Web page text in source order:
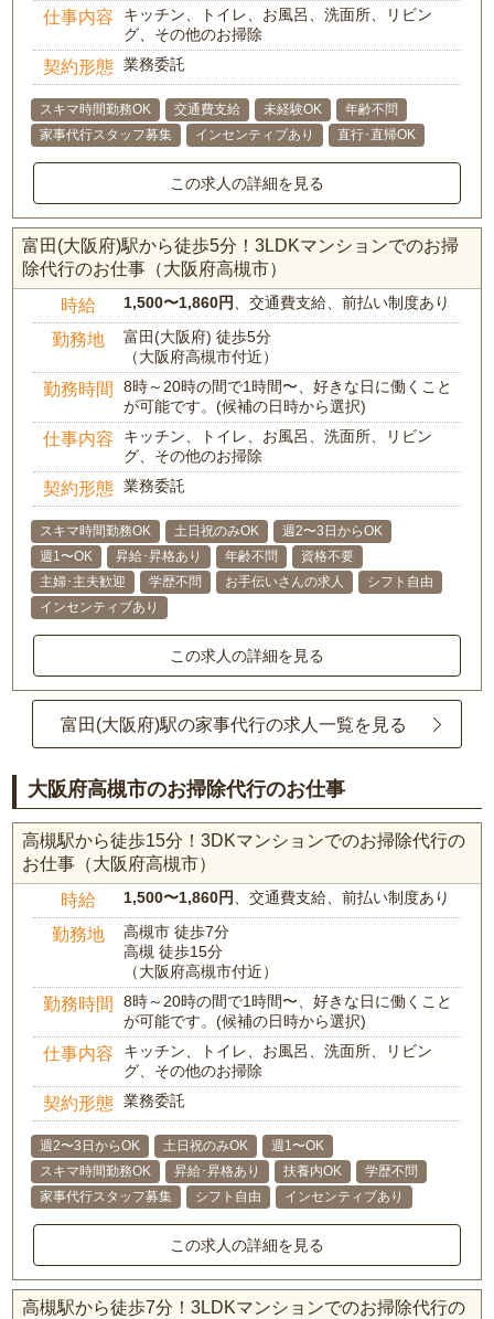
仕事内容
キッチン、トイレ、お風呂、洗面所、リビン
グ、その他のお掃除
契約形態 業務委託
スキマ時間勤務OK 交通費支給 未経験OK
年齢不問
家事代行スタッフ募集
インセンティブあり 直行･直帰OK
この求人の詳細を見る
富田(大阪府)駅から徒歩5分！3LDKマンションでのお掃
除代行のお仕事（大阪府高槻市）
時給 1,500〜1,860円、交通費支給、前払い制度あり
勤務地
富田(大阪府) 徒歩5分
（大阪府高槻市付近）
勤務時間
8時～20時の間で1時間〜、好きな日に働くこと
が可能です。(候補の日時から選択)
仕事内容
キッチン、トイレ、お風呂、洗面所、リビン
グ、その他のお掃除
契約形態 業務委託
スキマ時間勤務OK 土日祝のみOK
週2〜3日からOK
週1〜OK
昇給･昇格あり 年齢不問
資格不要
主婦･主夫歓迎
学歴不問 お手伝いさんの求人
シフト自由
インセンティブあり
この求人の詳細を見る
富田(大阪府)駅の家事代行の求人一覧を見る
大阪府高槻市のお掃除代行のお仕事
高槻駅から徒歩15分！3DKマンションでのお掃除代行の
お仕事（大阪府高槻市）
時給 1,500〜1,860円 、交通費支給、前払い制度あり
勤務地
高槻市 徒歩7分
高槻 徒歩15分
（大阪府高槻市付近）
勤務時間
8時～20時の間で1時間〜、好きな日に働くこと
が可能です。(候補の日時から選択)
仕事内容
キッチン、トイレ、お風呂、洗面所、リビン
グ、その他のお掃除
契約形態 業務委託
週2〜3日からOK 土日祝のみOK
週1〜OK
スキマ時間勤務OK
昇給･昇格あり 扶養内OK
学歴不問
家事代行スタッフ募集
シフト自由 インセンティブあり
この求人の詳細を見る
高槻駅から徒歩7分！3LDKマンションでのお掃除代行の